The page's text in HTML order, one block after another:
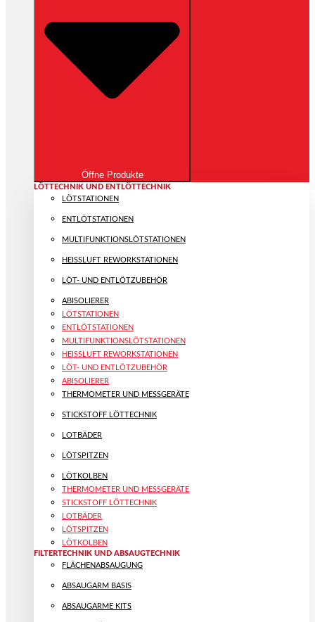
Öffne Produkte
LÖTTECHNIK UND ENTLÖTTECHNIK
LÖTSTATIONEN
ENTLÖTSTATIONEN
MULTIFUNKTIONS­LÖTSTATIONEN
HEISSLUFT REWORKSTATIONEN
LÖT- UND ENTLÖTZUBEHÖR
ABISOLIERER
LÖTSTATIONEN
ENTLÖTSTATIONEN
MULTIFUNKTIONS­LÖTSTATIONEN
HEISSLUFT REWORKSTATIONEN
LÖT- UND ENTLÖTZUBEHÖR
ABISOLIERER
THERMOMETER UND MESSGERÄTE
STICKSTOFF LÖTTECHNIK
LOTBÄDER
LÖTSPITZEN
LÖTKOLBEN
THERMOMETER UND MESSGERÄTE
STICKSTOFF LÖTTECHNIK
LOTBÄDER
LÖTSPITZEN
LÖTKOLBEN
FILTERTECHNIK UND ABSAUGTECHNIK
FLÄCHENABSAUGUNG
ABSAUGARM BASIS
ABSAUGARME KITS